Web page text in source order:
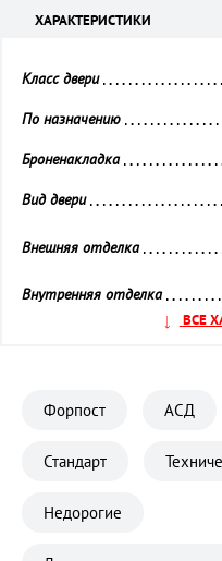
ХАРАКТЕРИСТИКИ
Класс двери
По назначению
Броненакладка
Вид двери
Внешняя отделка
Внутренняя отделка
Замок основной
Кол-во контуров уплотнения
ВСЕ
Форпост АСД
Стандарт
Недорогие